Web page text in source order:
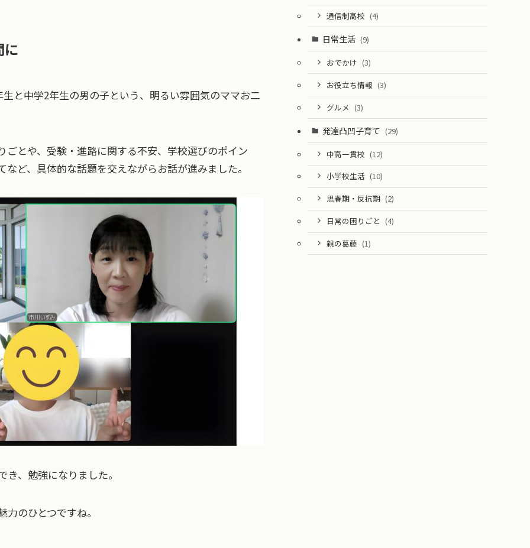
と中学2年生の男の子という、明るい雰囲気のママお二
とや、受験・進路に関する不安、学校選びのポイン
ど、具体的な話題を交えながらお話が進みました。
、勉強になりました。
のひとつですね。
通信制高校 (4)
日常生活 (9)
おでかけ (3)
お役立ち情報 (3)
グルメ (3)
発達凸凹子育て (29)
中高一貫校 (12)
小学校生活 (10)
思春期・反抗期 (2)
日常の困りごと (4)
親の葛藤 (1)